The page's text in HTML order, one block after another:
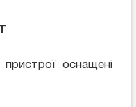
оснащені